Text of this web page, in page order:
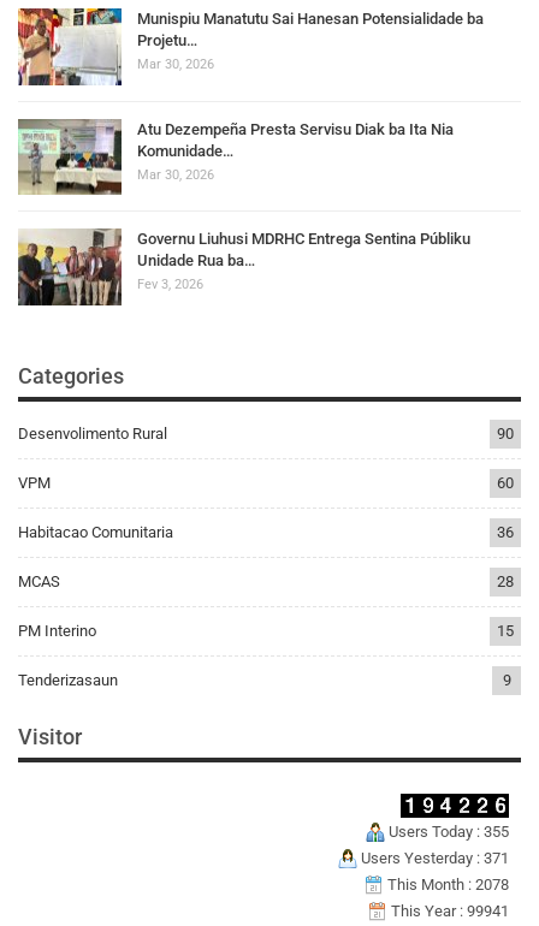
Munispiu Manatutu Sai Hanesan Potensialidade ba
Projetu…
Mar 30, 2026
Atu Dezempeña Presta Servisu Diak ba Ita Nia
Komunidade…
Mar 30, 2026
Governu Liuhusi MDRHC Entrega Sentina Públiku
Unidade Rua ba…
Fev 3, 2026
Categories
Desenvolimento Rural 90
VPM 60
Habitacao Comunitaria 36
MCAS 28
PM Interino 15
Tenderizasaun 9
Visitor
Users Today : 355
Users Yesterday : 371
This Month : 2078
This Year : 99941